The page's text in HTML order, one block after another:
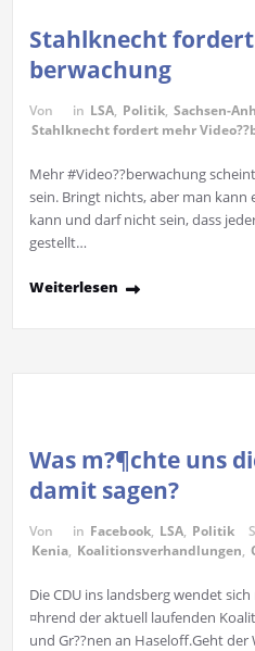
Stahlknecht fordert
berwachung
Von in LSA, Politik, Sachsen-
Stahlknecht fordert mehr
Mehr #Video??berwachung
sein. Bringt nichts, aber man kann
kann und darf nicht sein, dass
gestellt…
Weiterlesen
Was m?¶chte uns
damit sagen?
Von in Facebook, LSA, Politik
Kenia, Koalitionsverhandlungen,
Die CDU ins landsberg wendet
¤hrend der aktuell laufenden
und Gr??nen an Haseloff.Geht der